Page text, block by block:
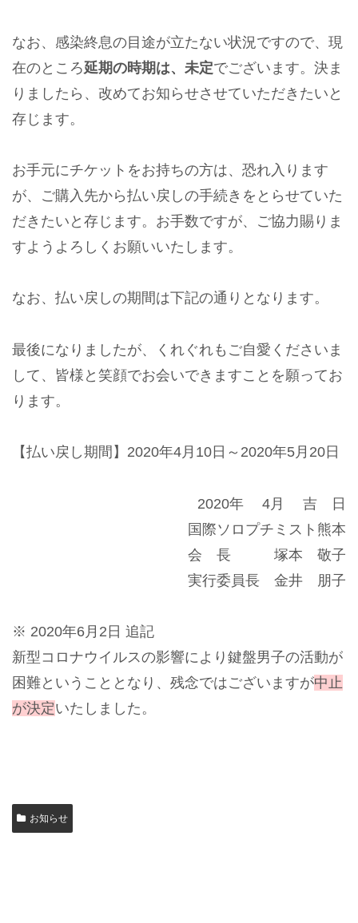
なお、感染終息の目途が立たない状況ですので、現
在のところ延期の時期は、未定でございます。決ま
りましたら、改めてお知らせさせていただきたいと
存じます。
お手元にチケットをお持ちの方は、恐れ入ります
が、ご購入先から払い戻しの手続きをとらせていた
だきたいと存じます。お手数ですが、ご協力賜りま
すようよろしくお願いいたします。
なお、払い戻しの期間は下記の通りとなります。
最後になりましたが、くれぐれもご自愛くださいま
して、皆様と笑顔でお会いできますことを願ってお
ります。
【払い戻し期間】2020年4月10日～2020年5月20日
2020年 4月 吉 日
国際ソロプチミスト熊本
会 長 塚本 敬子
実行委員長 金井 朋子
※ 2020年6月2日 追記
新型コロナウイルスの影響により鍵盤男子の活動が
困難ということとなり、残念ではございますが中止
が決定いたしました。
お知らせ